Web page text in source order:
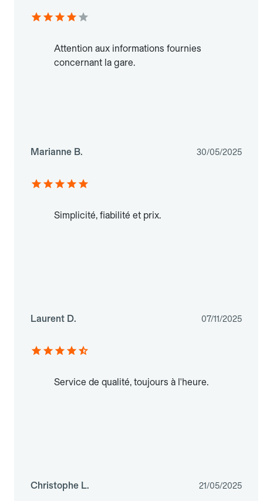
Attention aux informations fournies
concernant la gare.
Marianne B. 30/05/2025
Simplicité, fiabilité et prix.
Laurent D. 07/11/2025
Service de qualité, toujours à l'heure.
Christophe L. 21/05/2025